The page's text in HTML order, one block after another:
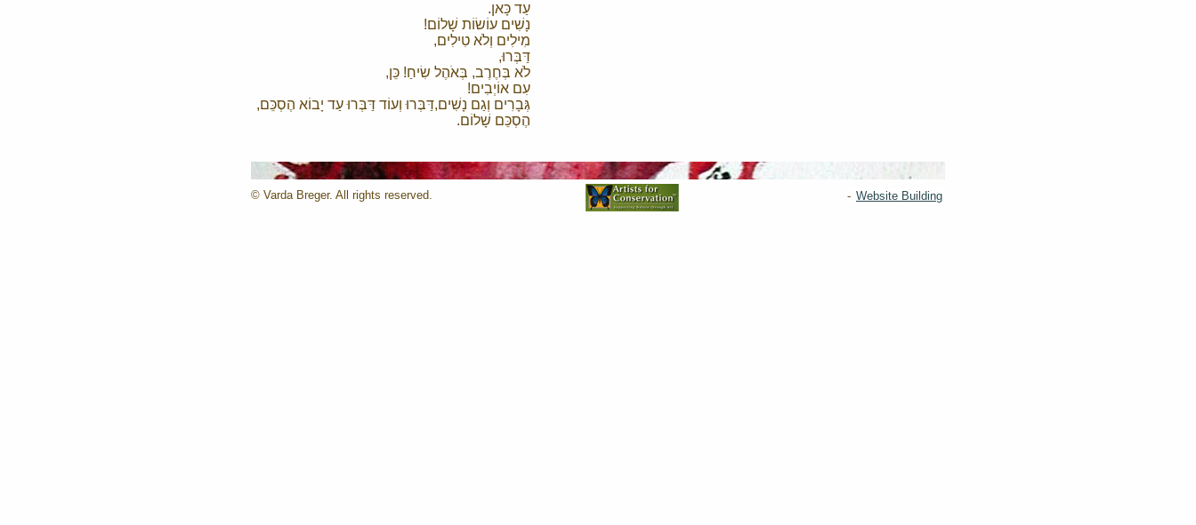
עַד כָּאן.
נָשִׁים עוֹשׂוֹת שָׁלוֹם!
מִילִים וְלֹא טִילִים,
דַּבְּרוּ,
לֹא בְּחֶרֶב, בְּאֹהֶל שִׂיחַ! כֵּן,
עִם אוֹיְבִים!
גְּבָרִים וְגַם נָשִׁים,דַּבְּרוּ וְעוֹד דַּבְּרוּ עַד יָבוֹא הֶסְכֵּם,
הֶסְכֵּם שָׁלוֹם.
© Varda Breger. All rights reserved. Website Building
-